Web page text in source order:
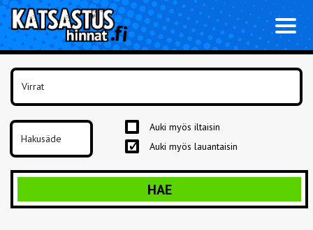
Auki myös iltaisin
Auki myös lauantaisin
HAE